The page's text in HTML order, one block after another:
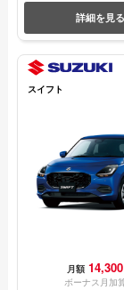
詳細を見る
スイフト
月額 14,300
ボーナス月加